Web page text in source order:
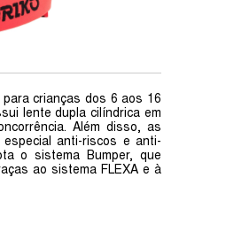
crianças dos 6 aos 16
lente dupla cilíndrica em
Além disso, as
anti-riscos e anti-
o sistema Bumper, que
ao sistema FLEXA e à